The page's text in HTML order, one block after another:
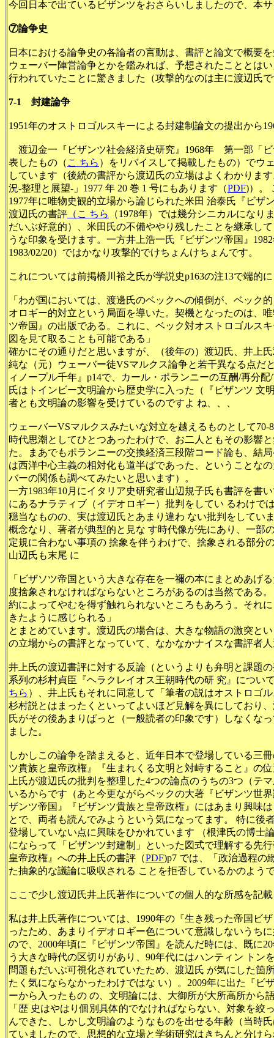
今回日本で出ているビザンツをおさらいしましたので、本
⑦論争史
日本における論争史の各論者の言動は、書評と論文で概要
ウェーバー陣営論争とかを鑑みれば、予想されたこととは
行われていたことに驚きました（攻撃的なのは主に渡辺氏
7-1 封建論争
1951年のオストロゴルスキーによる封建制論文の提出から
渡辺金一『ビザンツ社会経済史研究』1968年 第一部「ビ
表したもの（ こ ちら ）をリバイスして掲載したもの）でウ
しています（後続の書評から渡辺氏の立場はよくわかりま
況-整理と展望-」1977 年 20 巻 1 号にもあります（PDF)）。
1977年に唯物史観的立場から論じられた米田 治泰氏『ビザ
渡辺氏の書評 （こ ちら
（1978年）では幾分シニカルにな
だいぶ好意的）、米田氏の不備ややり残したことを継承し
うな印象を受けます。一方井上浩一氏『ビザンツ帝国』
1983/02/20）ではかなり攻撃的でけちょんけちょんです。
これについては前掲橋川裕之氏が学説史p163の注13で端的
「わが国においては、渡邊氏のベックへの傾倒が、ベック
オロギー的対立という局面を導いた。契機となったのは、
ツ帝国』の出版である。これに、ベック対オストロゴルス
図を見て取ることも可能である」
確かにその通りだと思いますが、（後年の）渡辺氏、井上
純な（元）ウェーバー徒VSマルクス論争と若干異なる点だ
ィノープル千年』p14で、カール・ポランニーの互酬/再分
氏はトインビー文明論から歴史学に入った（『ビザンツ 文
者とも文明論の影響を受けているのですよ ね、、、
ウェーバーVSマルクスみたいな対立を越えるものとして
時代思潮としてひとつあったわけで、お二人ともその影響
た。まあでもポランニーの交換経済三段階コード論も、結
は西洋中心主義の相対化も道半ばであった、ということな
バーの関係も調べてみたいと思います）。
一方1983年10月にイタリア史研究者山辺規子氏も書評を書
にあるナラティブ（イデオロギー）批判をしてい るわけで
穏当なものの、実は渡辺氏とあまり違わ ない批判をしてい
概念なり、著者が典型的と見な す時代像が先にあり、一部
定規に合わない事項の 捨象を伴うわけで、捨象される部分
山辺氏も末尾 に
「ビザソツ帝国という大きな存在を一禰の本にまとめあげ
度捨象されなければならないところがあるのは当然である
約によってやむを得ず触れられないところもあろう。それ
きたように感じられる」
とまとめています。渡辺氏の場合は、大きな物語の激突と
の立場からの書評となっていて、なかなかナイスな書評者
井上氏の渡辺書評に対する反論（というよりも弁明と課題
系列の杉村貞臣『ヘラクレイオス王朝時代の研 究』につい
ちら ）、井上氏もそれに同意して「筆者の説はオストロゴ
杉村説とはまったくといってよいほど見解を異にしており
氏がその後あまりぱっと（一般読者の印象です）しなくな
ました。
しかしこの論争を踏まえると、近年日本で登場している三
ツ貴族と皇帝政権』『生まれくる文明と対峙すること』の
上氏が渡辺氏の批判を整理した4つの論点のうちの3つ（テ
いるからです（あと今更ながらベックの大著『ビザンツ世
ザンツ帝国』『ビザンツ貴族と皇帝政権』にはあまり興味
とで、両者も読んでみようという気になってます。 特に後
登場していない点に興味をひかれています （根津氏の博士
にならって「ビザンツ封建制」といった図式で理解する先
皇帝政権』への井上氏の書評（PDF)p7 では、「政治過程の
た抽象的な議論に吸収される ことを拒否しているかのよう
ここで少し渡辺氏井上氏著作についての個人的な所感を記
私は井上氏著作については、1990年の『生き残った帝国ビ
ったため、あまりイデオロギー色について意識しないうち
ので、2000年頃に『ビザンツ帝国』を読んだ時には、既に
う大きな時代の区切りがあり、90年代にはハンティン トン
問題もだいぶ可視化されていたため、渡辺氏 が気にした箇
たく気にならなかったわけではな い）。2009年に出た『ビ
ーから入ったもの の、文明論には、大御所が大所高所から
「歴 史はやはり個別具体的でなければならない、対象を
んできた、しかし文明論のようなものを出せる年齢（当時
ていましたので、思想的な立場と学術研究はきちんと分け